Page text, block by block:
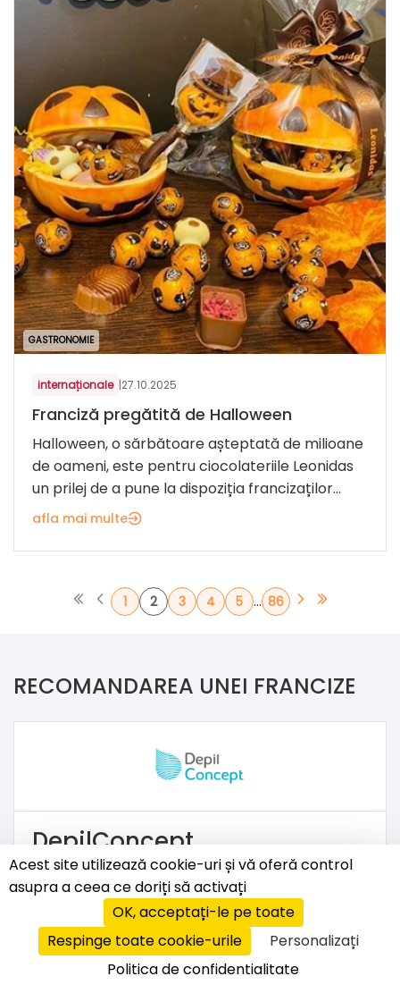
GASTRONOMIE
internaționale |27.10.2025
Franciză pregătită de Halloween
Halloween, o sărbătoare așteptată de milioane
de oameni, este pentru ciocolateriile Leonidas
un prilej de a pune la dispoziția francizaților...
afla mai multe
1 2 3 4 5 ... 86
RECOMANDAREA UNEI FRANCIZE
DepilConcept
Master Franciza Epilare laser și
fototerapie
200.000 RON
Acest site utilizează cookie-uri și vă oferă control
asupra a ceea ce doriți să activați
OK, acceptați-le pe toate
Respinge toate cookie-urile
Personalizați
Politica de confidentialitate